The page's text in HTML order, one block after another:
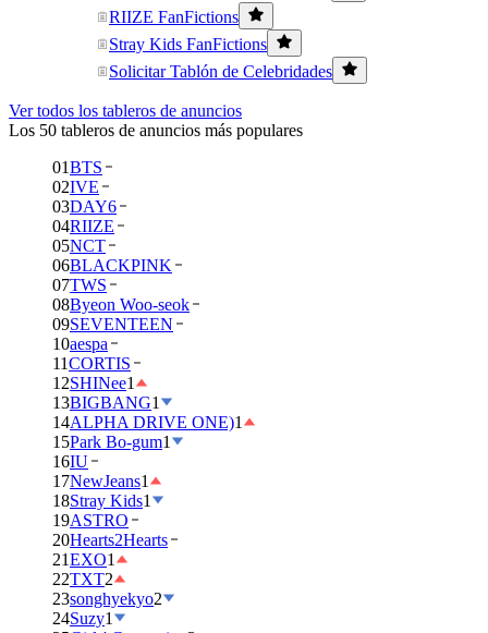
RIIZE FanFictions
Stray Kids FanFictions
Solicitar Tablón de Celebridades
Ver todos los tableros de anuncios
Los 50 tableros de anuncios más populares
01BTS
02IVE
03DAY6
04RIIZE
05NCT
06BLACKPINK
07TWS
08Byeon Woo-seok
09SEVENTEEN
10aespa
11CORTIS
12SHINee1
13BIGBANG1
14ALPHA DRIVE ONE)1
15Park Bo-gum1
16IU
17NewJeans1
18Stray Kids1
19ASTRO
20Hearts2Hearts
21EXO1
22TXT2
23songhyekyo2
24Suzy1